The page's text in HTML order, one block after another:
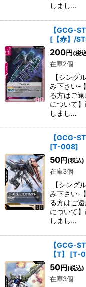
しまし…
【GCG-
[ 【赤】/
200円 (税
在庫2個
【シング
み下さい-
る方はご
について
しまし…
【GCG-
[T-008]
50円 (税込)
在庫3個
【シング
み下さい-
る方はご
について
しまし…
【GCG-
【T】
[T-
50円 (税込)
在庫3個